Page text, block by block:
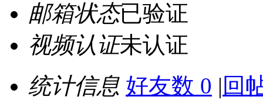
邮箱状态已验证
视频认证未认证
统计信息 好友数 0 | 回